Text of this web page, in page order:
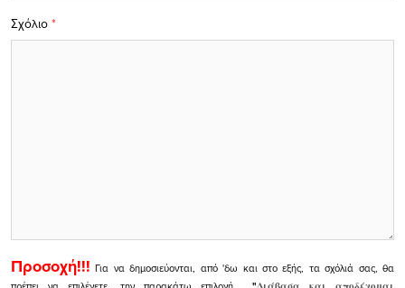
Σχόλιο *
Προσοχή!!! Για να δημοσιεύονται, από 'δω και στο εξής, τα σχόλιά σας, θα